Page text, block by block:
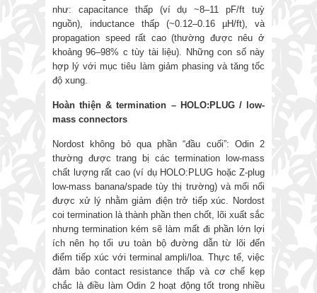
như: capacitance thấp (ví dụ ~8–11 pF/ft tuỳ
nguồn), inductance thấp (~0.12–0.16 µH/ft), và
propagation speed rất cao (thường được nêu ở
khoảng 96–98% c tùy tài liệu). Những con số này
hợp lý với mục tiêu làm giảm phasing và tăng tốc
độ xung.
Hoàn thiện & termination –HOLO:PLUG / low-
mass connectors
Nordost không bỏ qua phần “đầu cuối”: Odin 2
thường được trang bị các termination low-mass
chất lượng rất cao (ví dụ HOLO:PLUG hoặc Z-plug
low-mass banana/spade tùy thị trường) và mối nối
được xử lý nhằm giảm điện trở tiếp xúc. Nordost
coi termination là thành phần then chốt, lõi xuất sắc
nhưng termination kém sẽ làm mất đi phần lớn lợi
ích nên họ tối ưu toàn bộ đường dẫn từ lõi đến
điểm tiếp xúc với terminal ampli/loa. Thực tế, việc
đảm bảo contact resistance thấp và cơ chế kẹp
chắc là điều làm Odin 2 hoạt động tốt trong nhiều